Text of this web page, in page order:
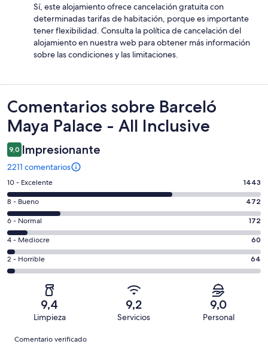
Sí, este alojamiento ofrece cancelación gratuita con
determinadas tarifas de habitación, porque es importante
tener flexibilidad. Consulta la política de cancelación del
alojamiento en nuestra web para obtener más información
sobre las condiciones y las limitaciones.
Comentarios
Comentarios sobre Barceló
Maya Palace - All Inclusive
9,0 Impresionante
2211 comentarios
1443
comentarios
de
un
total
de
2211
con
puntuación
10 - Excelente 1443
472
comentarios
de
un
total
de
2211
puntuación
8 - Bueno 472
172
comentarios
de
un
total
puntuación
6 - Normal 172
60
comentarios
de
una
4 - Mediocre 60
64
comentarios
2211
2 - Horrible 64
9,4
Limpieza
9,2
Servicios
9,0
Personal
Comentarios
Comentario verificado